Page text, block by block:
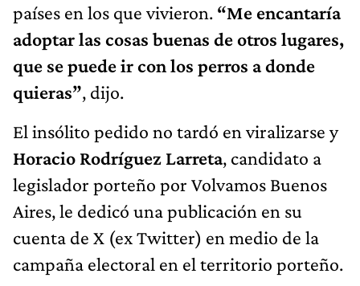
países en los que vivieron. “Me encantaría
adoptar las cosas buenas de otros lugares,
que se puede ir con los perros a donde
quieras”, dijo.
El insólito pedido no tardó en viralizarse y
Horacio Rodríguez Larreta, candidato a
legislador porteño por Volvamos Buenos
Aires, le dedicó una publicación en su
cuenta de X (ex Twitter) en medio de la
campaña electoral en el territorio porteño.